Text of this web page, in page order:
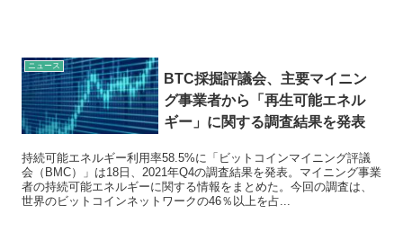
ニュース
BTC採掘評議会、主要マイニン
グ事業者から「再生可能エネル
ギー」に関する調査結果を発表
持続可能エネルギー利用率58.5%に「ビットコインマイニング評議
会（BMC）」は18日、2021年Q4の調査結果を発表。マイニング事業
者の持続可能エネルギーに関する情報をまとめた。今回の調査は、
世界のビットコインネットワークの46％以上を占...